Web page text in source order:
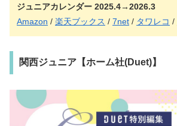
ジュニアカレンダー 2025.4→2026.3
Amazon / 楽天ブックス / 7net / タワレコ /
関西ジュニア【ホーム社(Duet)】